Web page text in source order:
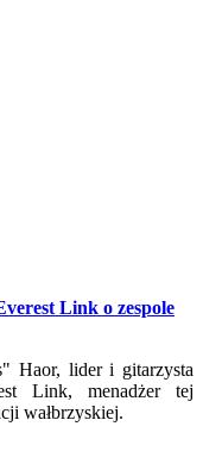
Link o zespole
Haor, lider i gitarzysta
Link, menadżer tej
wałbrzyskiej.